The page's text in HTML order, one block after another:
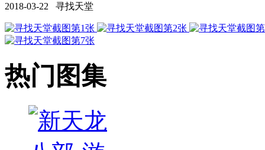
2018-03-22 寻找天堂
热门图集